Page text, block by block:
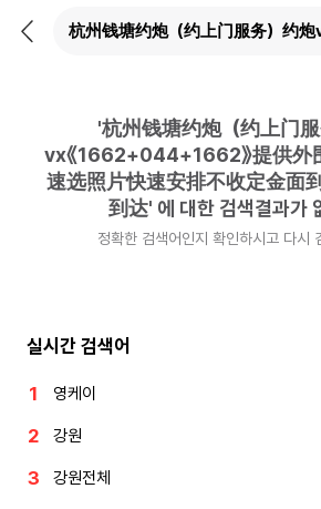
뒤
'杭州钱塘约炮（约上门
vx《1662+044+1662》提供外
速选照片快速安排不收定金面
到达' 에 대한 검색결과가
정확한 검색어인지 확인하시고 다시
실시간 검색어
영케이
강원
강원전체